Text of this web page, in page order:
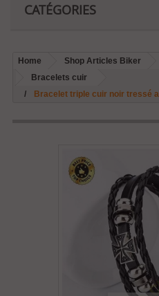
CATÉGORIES
Home Shop Articles Biker
Bracelets cuir
Bracelet triple cuir noir tressé